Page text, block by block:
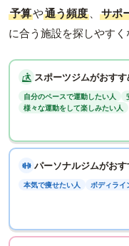
予算や通う頻度 、 サポ
に合う施設を探しやすく
スポーツジムがおすす
自分のペースで運動したい人
様々な運動をして楽しみたい人
パーソナルジムがおす
本気で痩せたい人 ボディライ